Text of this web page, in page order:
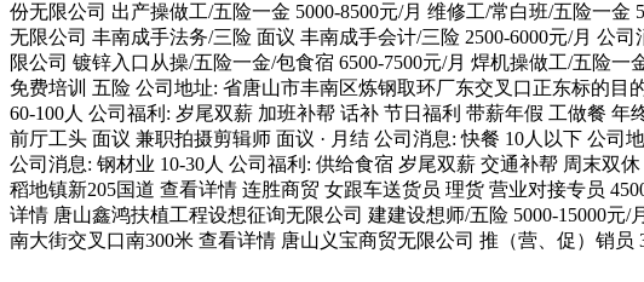
份无限公司 出产操做工/五险一金 5000-8500元/月 维修工/常白班/五险一
无限公司 丰南成手法务/三险 面议 丰南成手会计/三险 2500-6000元/月 公
限公司 镀锌入口从操/五险一金/包食宿 6500-7500元/月 焊机操做工/五险
免费培训 五险 公司地址: 省唐山市丰南区炼钢取环厂东交叉口正东标的目
60-100人 公司福利: 岁尾双薪 加班补帮 话补 节日福利 带薪年假 工做餐
前厅工头 面议 兼职拍摄剪辑师 面议 · 月结 公司消息: 快餐 10人以下 公司
公司消息: 钢材业 10-30人 公司福利: 供给食宿 岁尾双薪 交通补帮 周末双
稻地镇新205国道 查看详情 连胜商贸 女跟车送货员 理货 营业对接专员
详情 唐山鑫鸿扶植工程设想征询无限公司 建建设想师/五险 5000-15000
南大街交叉口南300米 查看详情 唐山义宝商贸无限公司 推（营、促）销员